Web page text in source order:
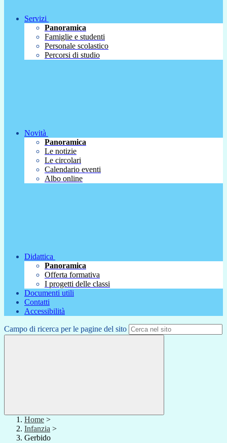
Servizi
Panoramica
Famiglie e studenti
Personale scolastico
Percorsi di studio
Novità
Panoramica
Le notizie
Le circolari
Calendario eventi
Albo online
Didattica
Panoramica
Offerta formativa
I progetti delle classi
Documenti utili
Contatti
Accessibilità
Campo di ricerca per le pagine del sito
Home >
Infanzia >
Gerbido